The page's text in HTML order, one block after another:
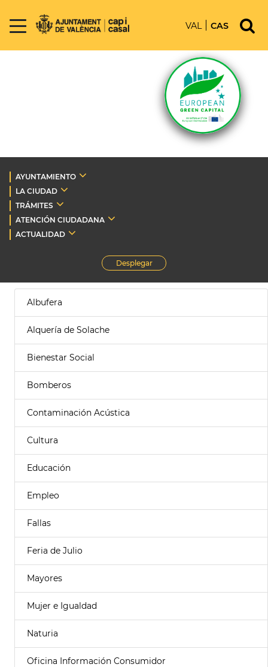
VAL CAS
AYUNTAMIENTO
LA CIUDAD
TRÁMITES
ATENCIÓN CIUDADANA
ACTUALIDAD
Desplegar
Albufera
Alquería de Solache
Bienestar Social
Bomberos
Contaminación Acústica
Cultura
Educación
Empleo
Fallas
Feria de Julio
Mayores
Mujer e Igualdad
Naturia
Oficina Información Consumidor